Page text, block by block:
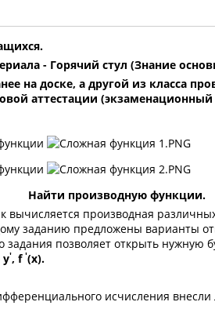
- Горячий стул (Знание
на доске, а другой из класса
аттестации
Найти производную функции.
вычисляется производная
заданию предложены варианты
позволяет открыть нужную
y', f '(x).
исчисления